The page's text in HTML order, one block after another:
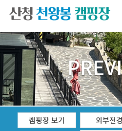
캠핑장 보기 외부전경